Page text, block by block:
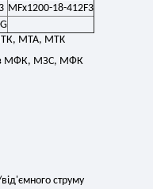
MFx1200-18-412F3
МТА, MTK
МФК, МЗС, МФК
струму